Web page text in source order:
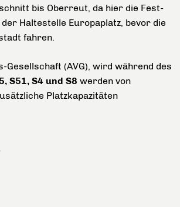
bis Oberreut, da hier die Fest-
Haltestelle Europaplatz, bevor die
fahren.
(AVG), wird während des
S51, S4 und S8 werden von
Platzkapazitäten